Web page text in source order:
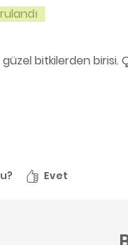
güzel bitkilerden birisi.
Evet